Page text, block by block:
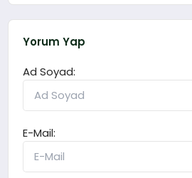
Yorum Yap
Ad Soyad:
E-Mail: